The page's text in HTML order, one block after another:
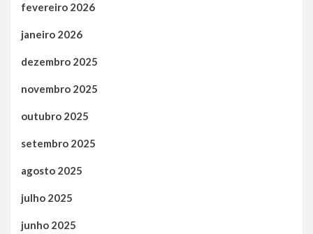
fevereiro 2026
janeiro 2026
dezembro 2025
novembro 2025
outubro 2025
setembro 2025
agosto 2025
julho 2025
junho 2025